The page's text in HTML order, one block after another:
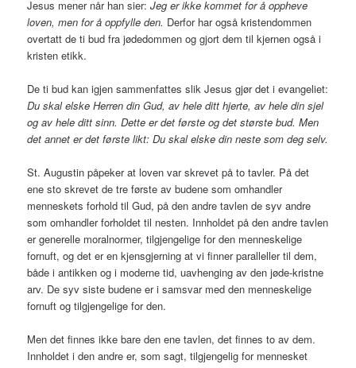
Jesus mener når han sier:Jeg er ikke kommet for å oppheve
loven, men for å oppfylle den. Derfor har også kristendommen
overtatt de ti bud fra jødedommen og gjort dem til kjernen også i
kristen etikk.
De ti bud kan igjen sammenfattes slik Jesus gjør det i evangeliet:
Du skal elske Herren din Gud, av hele ditt hjerte, av hele din sjel
og av hele ditt sinn. Dette er det første og det største bud. Men
det annet er det første likt: Du skal elske din neste som deg selv.
St. Augustin påpeker at loven var skrevet på to tavler. På det
ene sto skrevet de tre første av budene som omhandler
menneskets forhold til Gud, på den andre tavlen de syv andre
som omhandler forholdet til nesten. Innholdet på den andre tavlen
er generelle moralnormer, tilgjengelige for den menneskelige
fornuft, og det er en kjensgjerning at vi finner paralleller til dem,
både i antikken og i moderne tid, uavhenging av den jøde-kristne
arv. De syv siste budene er i samsvar med den menneskelige
fornuft og tilgjengelige for den.
Men det finnes ikke bare den ene tavlen, det finnes to av dem.
Innholdet i den andre er, som sagt, tilgjengelig for mennesket